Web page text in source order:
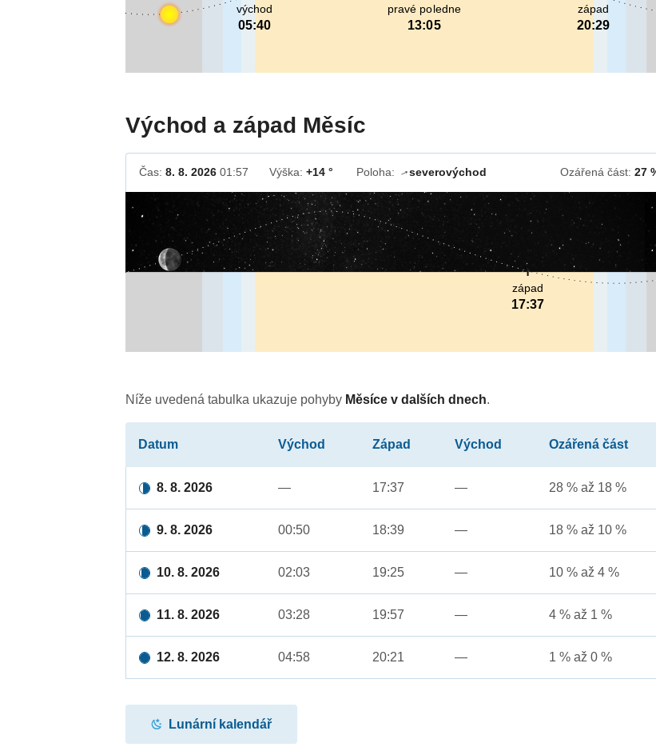
pravé poledne
13:05
východ
05:40
západ
20:29
Východ a západ Měsíc
Čas:8. 8. 2026 01:57 Výška:+14 ° Poloha: ↓severovýchod Ozářená část: 27
západ
17:37
Níže uvedená tabulka ukazuje pohyby Měsíce v dalších dnech.
Datum Východ Západ Východ Ozářená část
8. 8. 2026 — 17:37 — 28 % až 18 %
9. 8. 2026 00:50 18:39 — 18 % až 10 %
10. 8. 2026 02:03 19:25 — 10 % až 4 %
11. 8. 2026 03:28 19:57 — 4 % až 1 %
12. 8. 2026 04:58 20:21 — 1 % až 0 %
Lunární kalendář